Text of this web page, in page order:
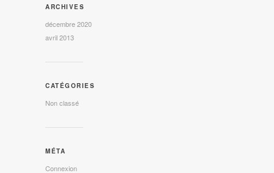
ARCHIVES
décembre 2020
avril 2013
CATÉGORIES
Non classé
MÉTA
Connexion